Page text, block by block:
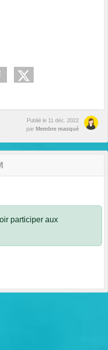
Publié le 11 déc. 2022
par Membre masqué
participer aux